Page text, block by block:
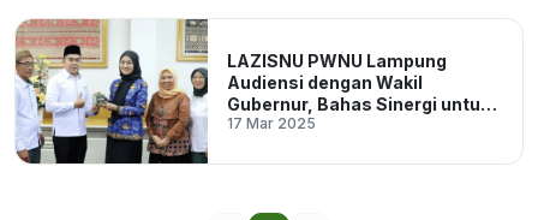
LAZISNU PWNU Lampung
Audiensi dengan Wakil
Gubernur, Bahas Sinergi untuk
Kesejahteraan Masyarakat
17 Mar 2025